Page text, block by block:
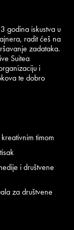
godina iskustva u
radit ćeš na
zadataka.
Suitea
i
te dobro
timom
i društvene
za društvene